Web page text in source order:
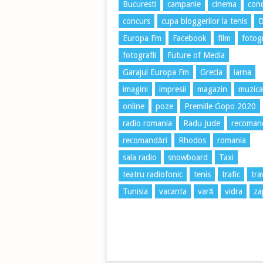
Bucuresti
campanie cinema
concurs
cupa bloggerilor la tenis
Europa Fm
Facebook film
fotografii
Future of Media
Garajul Europa Fm
Grecia
iarna
imagini
impresii magazin
muzica
online
poze
Premiile Gopo 2020
radio romania
Radu Jude
recomandări
Rhodos
romania
sala radio
snowboard
Taxi
teatru radiofonic
tenis trafic
Tunisia
vacanta vară vidra